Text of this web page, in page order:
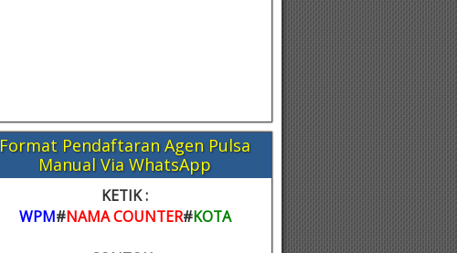
Format Pendaftaran Agen Pulsa
Manual Via WhatsApp
KETIK :
WPM#NAMA COUNTER#KOTA